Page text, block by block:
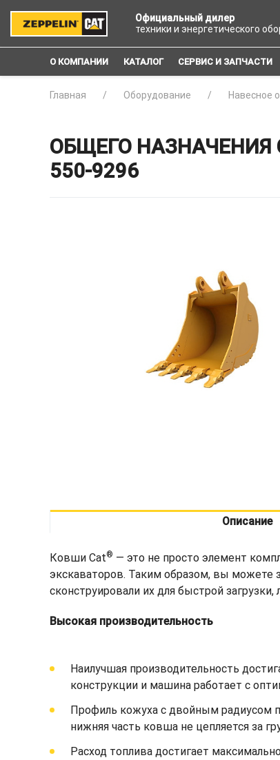
Официальный дилер
техники и энергетического
О КОМПАНИИ КАТАЛОГ СЕРВИС И ЗАПЧАСТИ
Главная Оборудование Навесное
ОБЩЕГО НАЗНАЧЕНИЯ
550-9296
Описание
Ковши Cat® — это не просто элемент
экскаваторов. Таким образом, вы можете
сконструировали их для быстрой
Высокая производительность
Наилучшая производительность
конструкции и машина работает с
Профиль кожуха с двойным радиусом
нижняя часть ковша не цепляется за
Расход топлива достигает